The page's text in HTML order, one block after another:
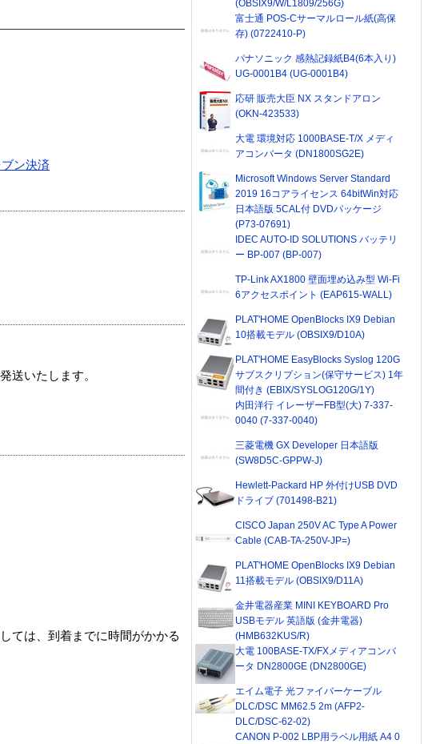
ン決済
送いたします。
ては、到着までに時間がかかる
(OBSIX9/W/L1809/256G)
富士通 POS-Cサーマルロール紙(高保
存) (0722410-P)
パナソニック 感熱記録紙B4(6本入り)
UG-0001B4 (UG-0001B4)
応研 販売大臣 NX スタンドアロン
(OKN-423533)
大電 環境対応 1000BASE-T/X メディ
アコンバータ (DN1800SG2E)
Microsoft Windows Server Standard
2019 16コアライセンス 64bitWin対応
日本語版 5CAL付 DVDパッケージ
(P73-07691)
IDEC AUTO-ID SOLUTIONS バッテリ
ー BP-007 (BP-007)
TP-Link AX1800 壁面埋め込み型 Wi-Fi
6アクセスポイント (EAP615-WALL)
PLAT'HOME OpenBlocks IX9 Debian
10搭載モデル (OBSIX9/D10A)
PLAT'HOME EasyBlocks Syslog 120G
サブスクリプション(保守サービス) 1年
間付き (EBIX/SYSLOG120G/1Y)
内田洋行 イレーザーFB型(大) 7-337-
0040 (7-337-0040)
三菱電機 GX Developer 日本語版
(SW8D5C-GPPW-J)
Hewlett-Packard HP 外付けUSB DVD
ドライブ (701498-B21)
CISCO Japan 250V AC Type A Power
Cable (CAB-TA-250V-JP=)
PLAT'HOME OpenBlocks IX9 Debian
11搭載モデル (OBSIX9/D11A)
金井電器産業 MINI KEYBOARD Pro
USBモデル 英語版 (金井電器)
(HMB632KUS/R)
大電 100BASE-TX/FXメディアコンバ
ータ DN2800GE (DN2800GE)
エイム電子 光ファイバーケーブル
DLC/DSC MM62.5 2m (AFP2-
DLC/DSC-62-02)
CANON P-002 LBP用ラベル用紙 A4 0